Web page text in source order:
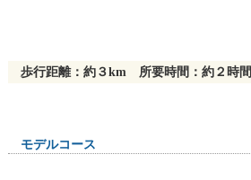
歩行距離：約３km 所要時間：約２時間
モデルコース